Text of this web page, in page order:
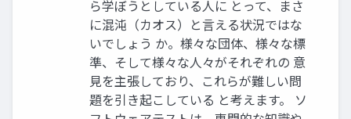
ら学ぼうとしている人に とって、まさ
に混沌（カオス）と言える状況ではな
いでしょう か。様々な団体、様々な標
準、そして様々な人々がそれぞれの 意
見を主張しており、これらが難しい問
題を引き起こしている と考えます。 ソ